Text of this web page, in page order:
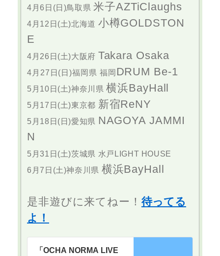
4月6日(日)鳥取県米子AZTiClaughs
4月12日(土)北海道 小樽GOLDSTON
E
4月26日(土)大阪府 Takara Osaka
4月27日(日)福岡県 福岡 DRUM Be-1
5月10日(土)神奈川県横浜BayHall
5月17日(土)東京都 新宿ReNY
5月18日(日)愛知県 NAGOYA JAMMI
N
5月31日(土)茨城県 水戸LIGHT HOUSE
6月7日(土)神奈川県 横浜BayHall
是非遊びに来てねー！ 待ってる
よ！
「OCHA NORMA LIVE